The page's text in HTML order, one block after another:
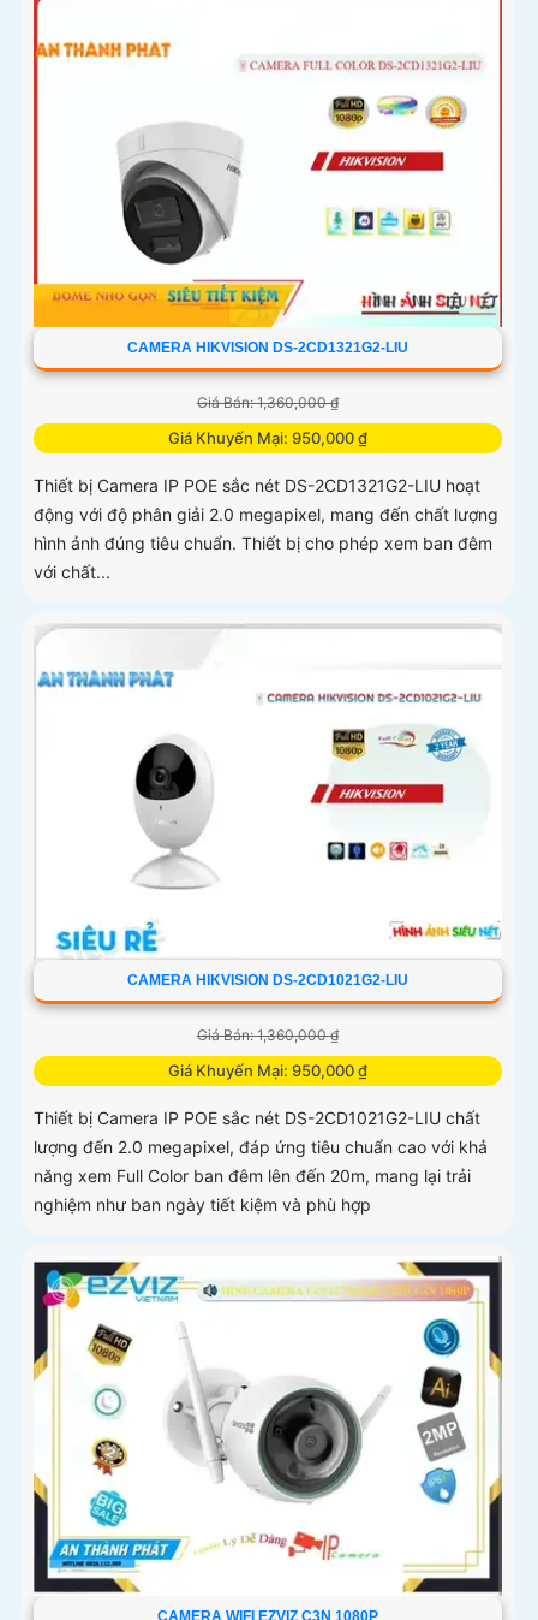
CAMERA HIKVISION DS-2CD1321G2-LIU
Giá Bán: 1,360,000 ₫
Giá Khuyến Mại: 950,000 ₫
Thiết bị Camera IP POE sắc nét DS-2CD1321G2-LIU hoạt
động với độ phân giải 2.0 megapixel, mang đến chất lượng
hình ảnh đúng tiêu chuẩn. Thiết bị cho phép xem ban đêm
với chất...
CAMERA HIKVISION DS-2CD1021G2-LIU
Giá Bán: 1,360,000 ₫
Giá Khuyến Mại: 950,000 ₫
Thiết bị Camera IP POE sắc nét DS-2CD1021G2-LIU chất
lượng đến 2.0 megapixel, đáp ứng tiêu chuẩn cao với khả
năng xem Full Color ban đêm lên đến 20m, mang lại trải
nghiệm như ban ngày tiết kiệm và phù hợp
CAMERA WIFI EZVIZ C3N 1080P